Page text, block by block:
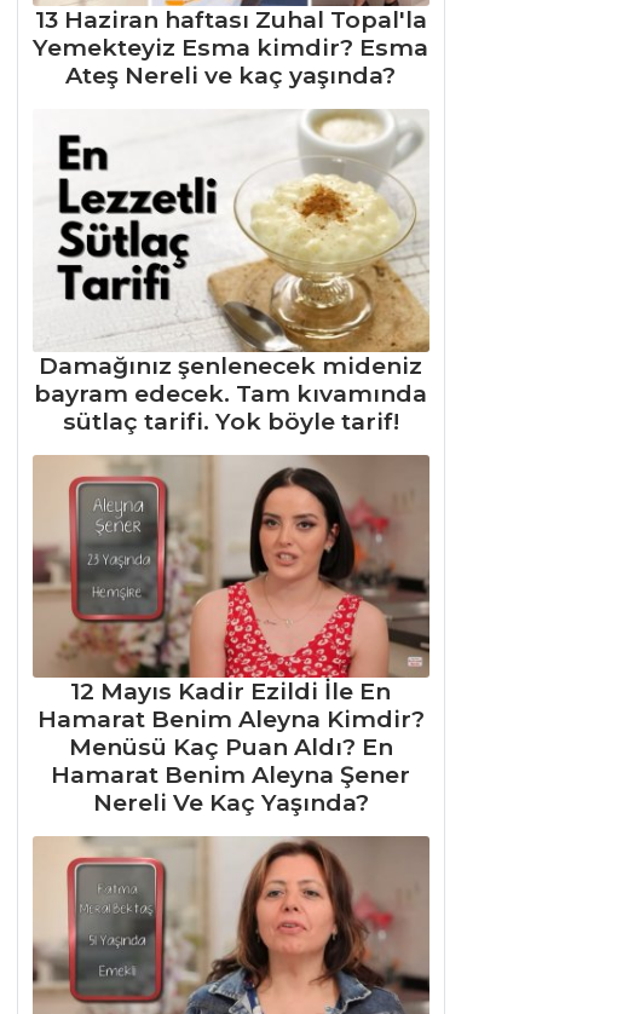
13 Haziran haftası Zuhal Topal'la
Yemekteyiz Esma kimdir? Esma
Ateş Nereli ve kaç yaşında?
Damağınız şenlenecek mideniz
bayram edecek. Tam kıvamında
sütlaç tarifi. Yok böyle tarif!
12 Mayıs Kadir Ezildi İle En
Hamarat Benim Aleyna Kimdir?
Menüsü Kaç Puan Aldı? En
Hamarat Benim Aleyna Şener
Nereli Ve Kaç Yaşında?